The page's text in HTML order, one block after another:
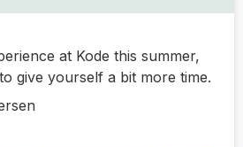
at Kode this summer,
give yourself a bit more time.